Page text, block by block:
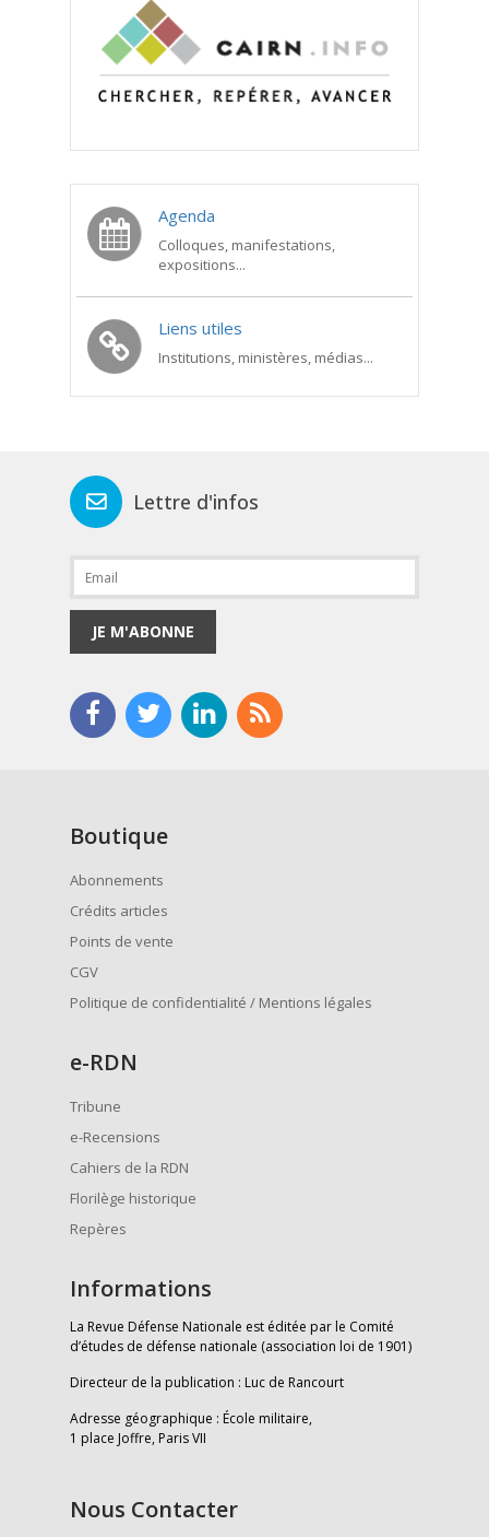
Agenda
Colloques, manifestations,
expositions...
Liens utiles
Institutions, ministères, médias...
Lettre d'infos
JE M'ABONNE
Boutique
Abonnements
Crédits articles
Points de vente
CGV
Politique de confidentialité / Mentions légales
e-RDN
Tribune
e-Recensions
Cahiers de la RDN
Florilège historique
Repères
Informations
La Revue Défense Nationale est éditée par le Comité
d’études de défense nationale (association loi de 1901)
Directeur de la publication : Luc de Rancourt
Adresse géographique : École militaire,
1 place Joffre, Paris VII
Nous Contacter